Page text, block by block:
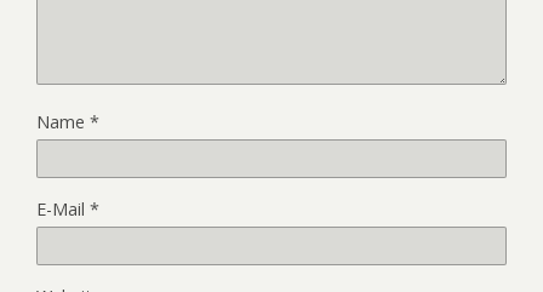
Name *
E-Mail *